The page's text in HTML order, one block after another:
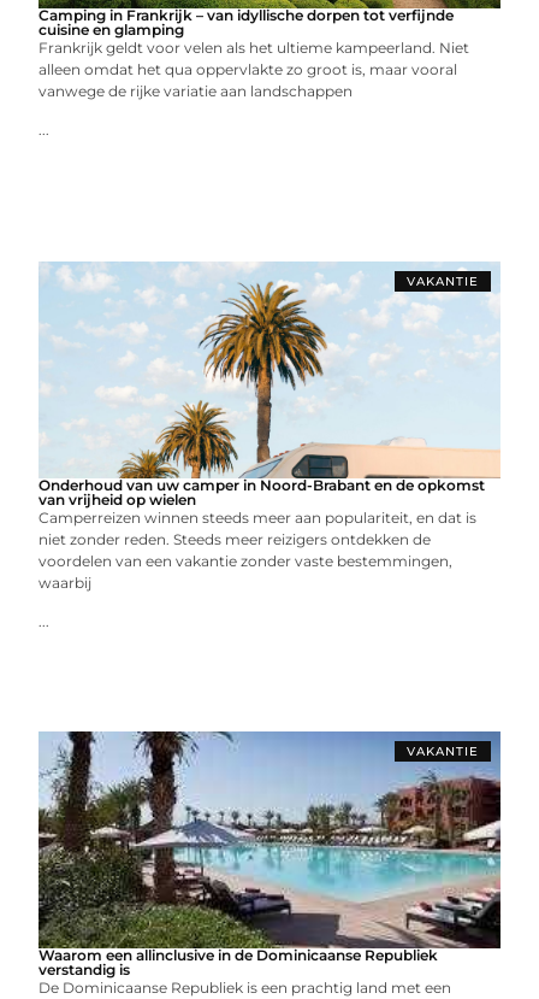
Camping in Frankrijk – van idyllische dorpen tot verfijnde
cuisine en glamping
Frankrijk geldt voor velen als het ultieme kampeerland. Niet
alleen omdat het qua oppervlakte zo groot is, maar vooral
vanwege de rijke variatie aan landschappen
...
VAKANTIE
Onderhoud van uw camper in Noord-Brabant en de opkomst
van vrijheid op wielen
Camperreizen winnen steeds meer aan populariteit, en dat is
niet zonder reden. Steeds meer reizigers ontdekken de
voordelen van een vakantie zonder vaste bestemmingen,
waarbij
...
VAKANTIE
Waarom een allinclusive in de Dominicaanse Republiek
verstandig is
De Dominicaanse Republiek is een prachtig land met een